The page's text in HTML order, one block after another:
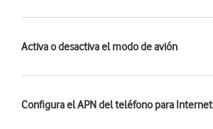
Activa o desactiva el modo de avión
Configura el APN del teléfono para Internet